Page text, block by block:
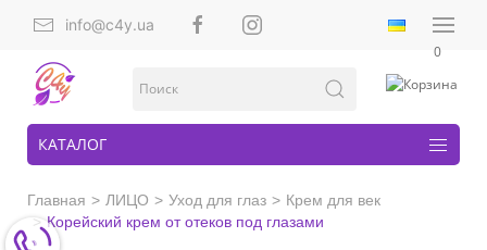
info@c4y.ua
0
КАТАЛОГ
Главная ЛИЦО Уход для глаз
Крем для век
Корейский крем от отеков под глазами